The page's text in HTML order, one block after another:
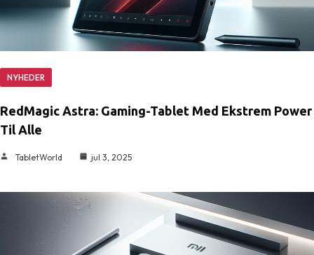
NYHEDER
RedMagic Astra: Gaming-Tablet Med Ekstrem Power
Til Alle
TabletWorld jul 3, 2025